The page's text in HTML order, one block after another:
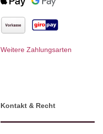
Weitere Zahlungsarten
Kontakt & Recht